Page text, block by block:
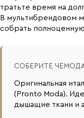
тратьте время на
В мультибрендовом
собрать
СОБЕРИТЕ
Оригинальная
(Pronto Moda).
дышащие ткани и